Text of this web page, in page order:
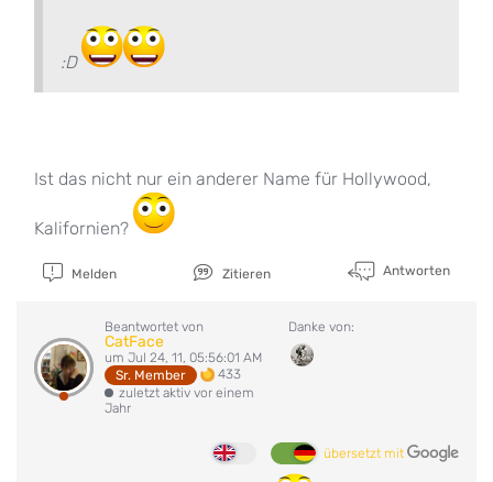
:D
Ist das nicht nur ein anderer Name für Hollywood,
Kalifornien?
Melden Zitieren Antworten
Beantwortet von
CatFace
um Jul 24, 11, 05:56:01 AM
Sr. Member
433
zuletzt aktiv vor einem
Jahr
Danke von:
übersetzt mit